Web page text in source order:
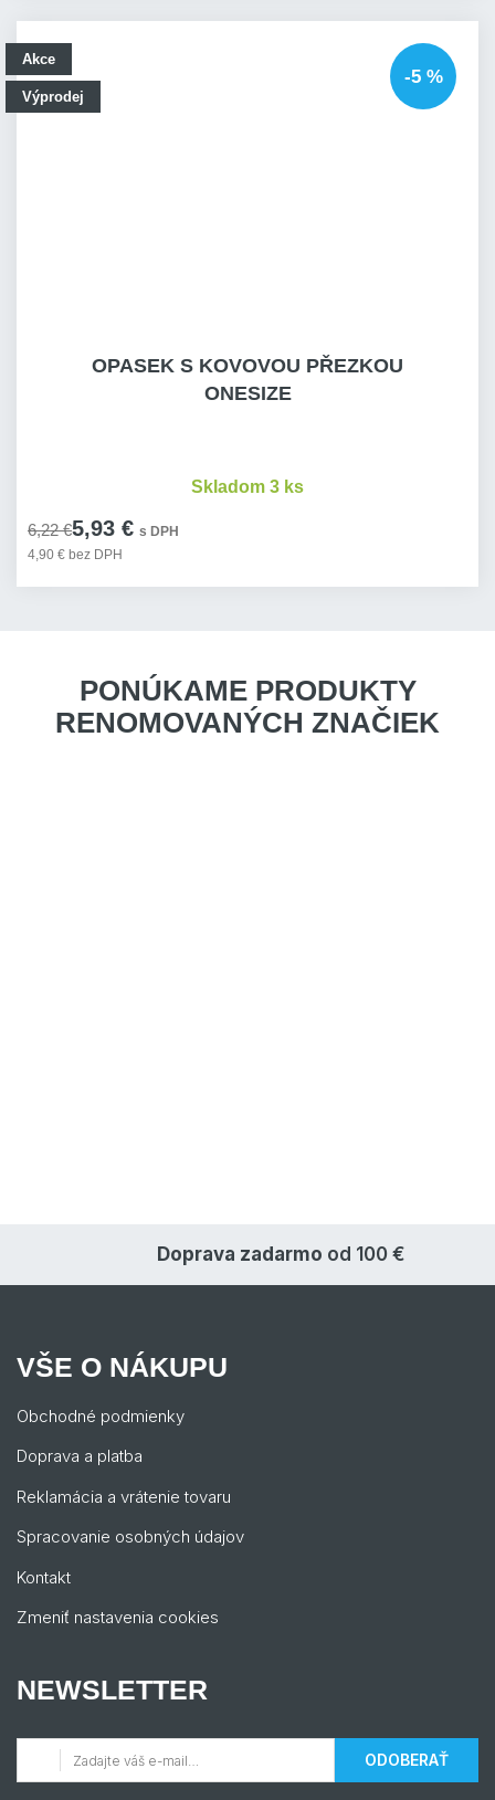
Akce
Výprodej
-5 %
OPASEK S KOVOVOU PŘEZKOU
ONESIZE
6,22 €5,93 € s DPH
4,90 € bez DPH
Skladom 3 ks
PONÚKAME PRODUKTY
RENOMOVANÝCH ZNAČIEK
Doprava zadarmo od 100 €
VŠE O NÁKUPU
Obchodné podmienky
Doprava a platba
Reklamácia a vrátenie tovaru
Spracovanie osobných údajov
Kontakt
Zmeniť nastavenia cookies
NEWSLETTER
ODOBERAŤ